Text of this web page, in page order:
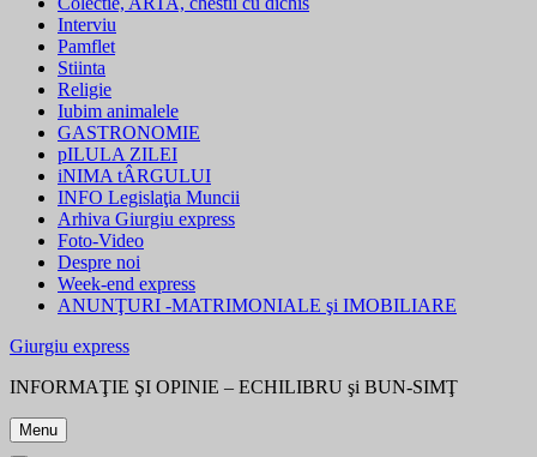
Interviu
Pamflet
Stiinta
Religie
Iubim animalele
GASTRONOMIE
pILULA ZILEI
iNIMA tÂRGULUI
INFO Legislaţia Muncii
Arhiva Giurgiu express
Foto-Video
Despre noi
Week-end express
ANUNŢURI -MATRIMONIALE şi IMOBILIARE
Giurgiu express
INFORMAŢIE ŞI OPINIE – ECHILIBRU şi BUN-SIMŢ
Menu